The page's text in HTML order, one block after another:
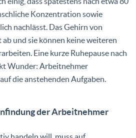
Konzentration sowie
nachlässt. Das Gehirn von
und sie können keine weiteren
Eine kurze Ruhepause nach
Wunder: Arbeitnehmer
die anstehenden Aufgaben.
der Arbeitnehmer